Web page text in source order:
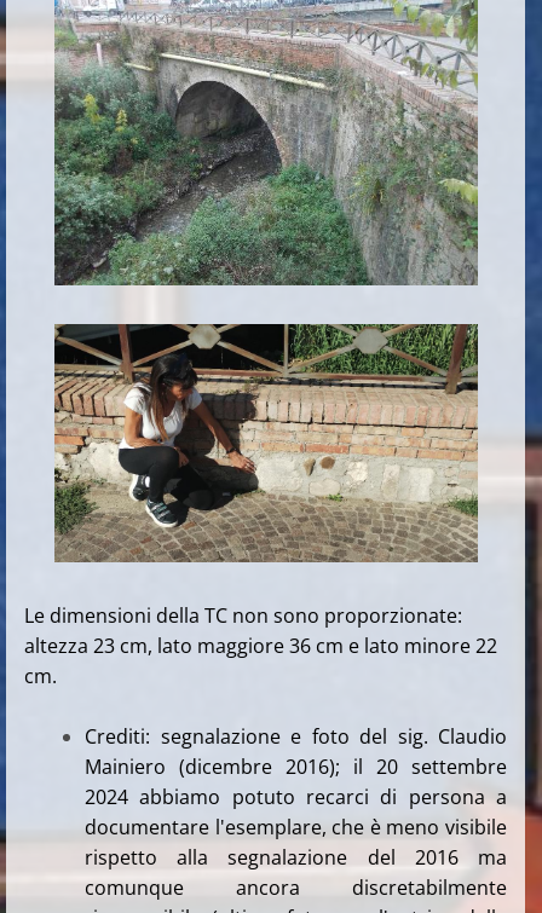
Le dimensioni della TC non sono proporzionate:
altezza 23 cm, lato maggiore 36 cm e lato minore 22
cm.
Crediti: segnalazione e foto del sig. Claudio
Mainiero (dicembre 2016); il 20 settembre
2024 abbiamo potuto recarci di persona a
documentare l'esemplare, che è meno visibile
rispetto alla segnalazione del 2016 ma
comunque ancora discretabilmente